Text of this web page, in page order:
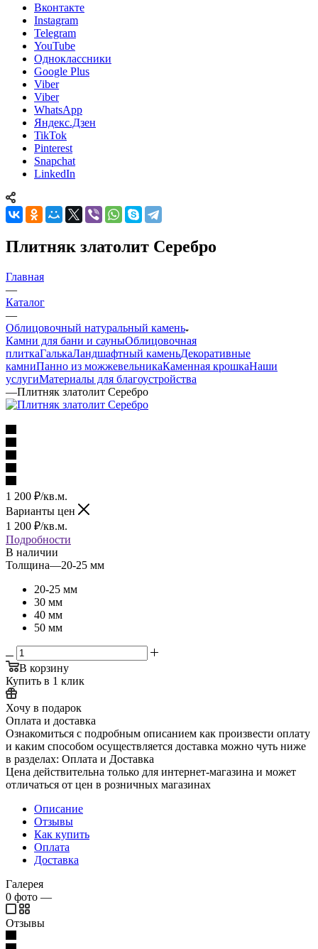
Вконтакте
Instagram
Telegram
YouTube
Одноклассники
Google Plus
Viber
Viber
WhatsApp
Яндекс.Дзен
TikTok
Pinterest
Snapchat
LinkedIn
Плитняк златолит Серебро
Главная
—
Каталог
—
Облицовочный натуральный камень
Камни для бани и сауныОблицовочная
плиткаГалькаЛандшафтный каменьДекоративные
камниПанно из можжевельникаКаменная крошкаНаши
услугиМатериалы для благоустройства
—Плитняк златолит Серебро
1 200 ₽/кв.м.
Варианты цен
1 200 ₽/кв.м.
Подробности
В наличии
Толщина—20-25 мм
20-25 мм
30 мм
40 мм
50 мм
В корзину
Купить в 1 клик
Хочу в подарок
Оплата и доставка
Ознакомиться с подробным описанием как произвести оплату
и каким способом осуществляется доставка можно чуть ниже
в разделах: Оплата и Доставка
Цена действительна только для интернет-магазина и может
отличаться от цен в розничных магазинах
Описание
Отзывы
Как купить
Оплата
Доставка
Галерея
0 фото —
Отзывы